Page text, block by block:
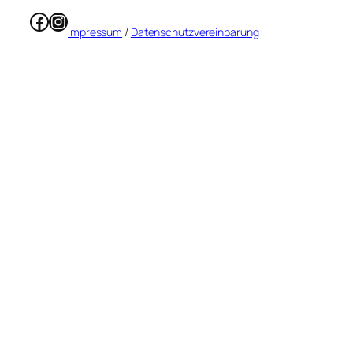
Facebook
Instagram
Impressum / Datenschutzvereinbarung